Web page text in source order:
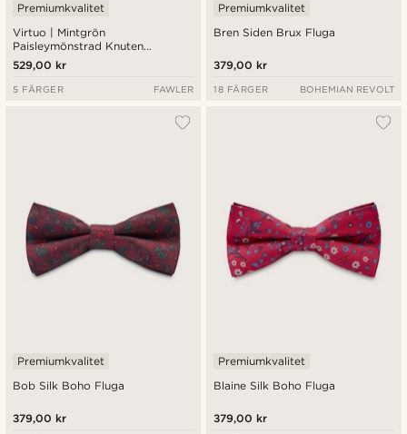
Virtuo | Mintgrön
Paisleymönstrad Knuten
Sidenfluga
Premiumkvalitet
529,00 kr
5 FÄRGER FAWLER
Bren Siden Brux Fluga
Premiumkvalitet
379,00 kr
18 FÄRGER BOHEMIAN REVOLT
Bob Silk Boho Fluga
Premiumkvalitet
379,00 kr
Blaine Silk Boho Fluga
Premiumkvalitet
379,00 kr